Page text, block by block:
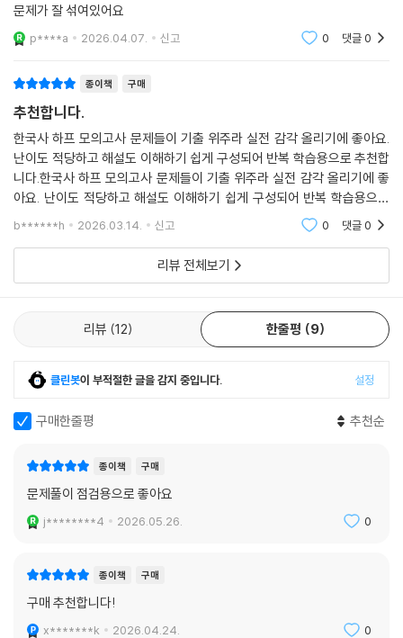
문제가 잘 섞여있어요
p****a 2026.04.07. 신고 0 댓글0
종이책 구매
추천합니다.
한국사 하프 모의고사 문제들이 기출 위주라 실전 감각 올리기에 좋아요.
난이도 적당하고 해설도 이해하기 쉽게 구성되어 반복 학습용으로 추천합
니다.한국사 하프 모의고사 문제들이 기출 위주라 실전 감각 올리기에 좋
아요. 난이도 적당하고 해설도 이해하기 쉽게 구성되어 반복 학습용으로
추천합니다.
b******h 2026.03.14. 신고 0 댓글0
리뷰 전체보기
리뷰 12 한줄평 9
클린봇이 부적절한 글을 감지 중입니다. 설정
구매한줄평 추천순
종이책 구매
문제풀이 점검용으로 좋아요
j********4 2026.05.26. 0
종이책 구매
구매 추천합니다!
x*******k 2026.04.24. 0